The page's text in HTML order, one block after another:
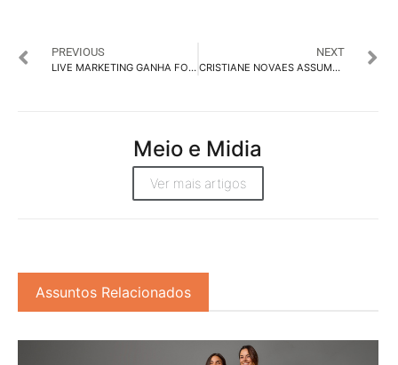
PREVIOUS
LIVE MARKETING GANHA FORÇA: MARCAS DEIXAM DE SER VISTAS PARA SEREM VIVIDAS
NEXT
CRISTIANE NOVAES ASSUME COMO CEO DA PINE APÓS 4 ANOS DEDICADA AO MARKETING
Meio e Midia
Ver mais artigos
Assuntos Relacionados